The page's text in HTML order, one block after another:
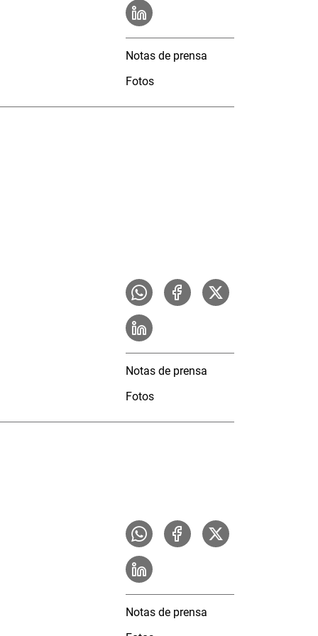
Notas de prensa
Fotos
Notas de prensa
Fotos
Notas de prensa